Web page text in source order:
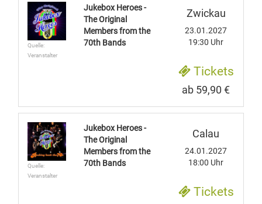
Quelle:
Veranstalter
Jukebox Heroes -
The Original
Members from the
70th Bands
Zwickau
23.01.2027
19:30 Uhr
Tickets
ab 59,90 €
Quelle:
Veranstalter
Jukebox Heroes -
The Original
Members from the
70th Bands
Calau
24.01.2027
18:00 Uhr
Tickets